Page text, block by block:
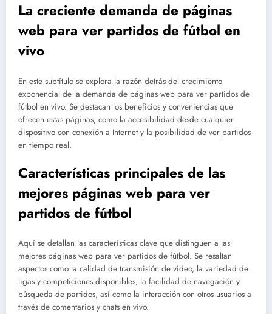
La creciente demanda de páginas
web para ver partidos de fútbol en
vivo
En este subtítulo se explora la razón detrás del crecimiento
exponencial de la demanda de páginas web para ver partidos de
fútbol en vivo. Se destacan los beneficios y conveniencias que
ofrecen estas páginas, como la accesibilidad desde cualquier
dispositivo con conexión a Internet y la posibilidad de ver partidos
en tiempo real.
Características principales de las
mejores páginas web para ver
partidos de fútbol
Aquí se detallan las características clave que distinguen a las
mejores páginas web para ver partidos de fútbol. Se resaltan
aspectos como la calidad de transmisión de video, la variedad de
ligas y competiciones disponibles, la facilidad de navegación y
búsqueda de partidos, así como la interacción con otros usuarios a
través de comentarios y chats en vivo.